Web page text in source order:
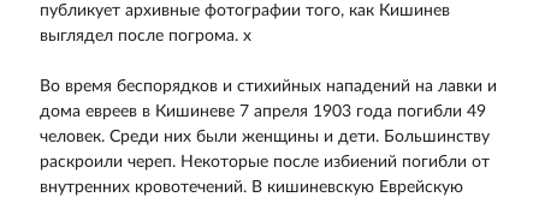
публикует архивные фотографии того, как Кишинев
выглядел после погрома. x
Во время беспорядков и стихийных нападений на лавки и
дома евреев в Кишиневе 7 апреля 1903 года погибли 49
человек. Среди них были женщины и дети. Большинству
раскроили череп. Некоторые после избиений погибли от
внутренних кровотечений. В кишиневскую Еврейскую